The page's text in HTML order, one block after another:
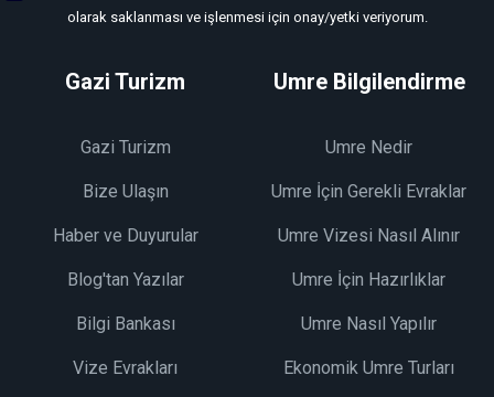
olarak saklanması ve işlenmesi için onay/yetki veriyorum.
Gazi Turizm
Gazi Turizm
Bize Ulaşın
Haber ve Duyurular
Blog'tan Yazılar
Bilgi Bankası
Vize Evrakları
Umre Bilgilendirme
Umre Nedir
Umre İçin Gerekli Evraklar
Umre Vizesi Nasıl Alınır
Umre İçin Hazırlıklar
Umre Nasıl Yapılır
Ekonomik Umre Turları